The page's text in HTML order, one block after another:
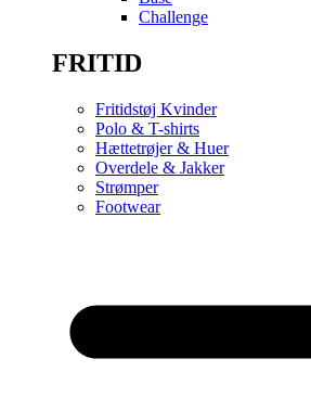
Challenge
FRITID
Fritidstøj Kvinder
Polo & T-shirts
Hættetrøjer & Huer
Overdele & Jakker
Strømper
Footwear